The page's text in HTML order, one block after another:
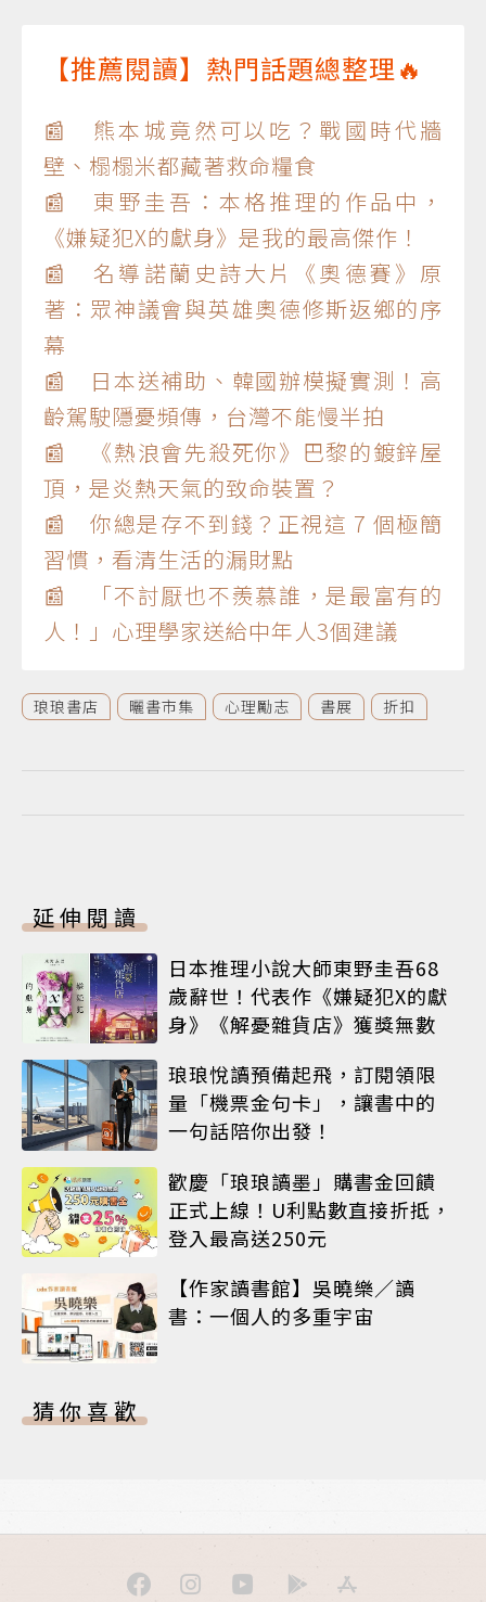
【推薦閱讀】熱門話題總整理🔥
📰 熊本城竟然可以吃？戰國時代牆
壁、榻榻米都藏著救命糧食
📰 東野圭吾：本格推理的作品中，
《嫌疑犯X的獻身》是我的最高傑作！
📰 名導諾蘭史詩大片《奧德賽》原
著：眾神議會與英雄奧德修斯返鄉的序
幕
📰 日本送補助、韓國辦模擬實測！高
齡駕駛隱憂頻傳，台灣不能慢半拍
📰 《熱浪會先殺死你》巴黎的鍍鋅屋
頂，是炎熱天氣的致命裝置？
📰 你總是存不到錢？正視這 7 個極簡
習慣，看清生活的漏財點
📰 「不討厭也不羨慕誰，是最富有的
人！」心理學家送給中年人3個建議
琅琅書店 曬書市集 心理勵志 書展 折扣
延伸閱讀
日本推理小說大師東野圭吾68
歲辭世！代表作《嫌疑犯X的獻
身》《解憂雜貨店》獲獎無數
琅琅悅讀預備起飛，訂閱領限
量「機票金句卡」，讓書中的
一句話陪你出發！
歡慶「琅琅讀墨」購書金回饋
正式上線！U利點數直接折抵，
登入最高送250元
【作家讀書館】吳曉樂／讀
書：一個人的多重宇宙
猜你喜歡